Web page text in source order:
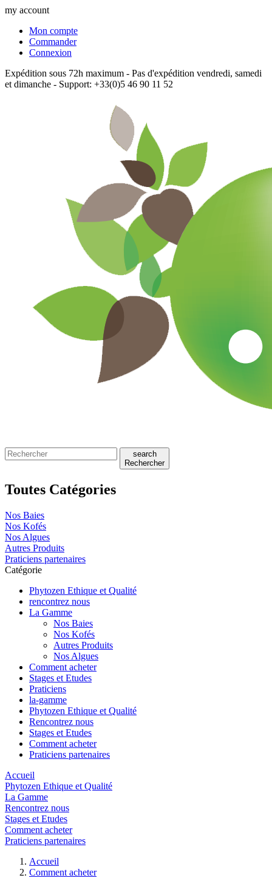
my account
Mon compte
Commander
Connexion
Expédition sous 72h maximum - Pas d'expédition vendredi, samedi
et dimanche - Support: +33(0)5 46 90 11 52
search
Rechercher
Toutes Catégories
Nos Baies
Nos Kofés
Nos Algues
Autres Produits
Praticiens partenaires
Catégorie
Phytozen Ethique et Qualité
rencontrez nous
La Gamme
Nos Baies
Nos Kofés
Autres Produits
Nos Algues
Comment acheter
Stages et Etudes
Praticiens
la-gamme
Phytozen Ethique et Qualité
Rencontrez nous
Stages et Etudes
Comment acheter
Praticiens partenaires
Accueil
Phytozen Ethique et Qualité
La Gamme
Rencontrez nous
Stages et Etudes
Comment acheter
Praticiens partenaires
Accueil
Comment acheter